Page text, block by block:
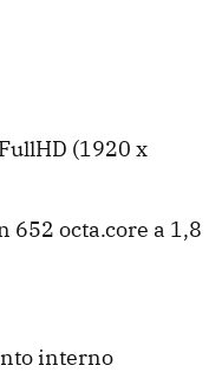
(1920 x
652 octa.core a 1,8
interno